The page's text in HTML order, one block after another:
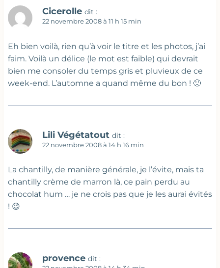
Cicerolle dit :
22 novembre 2008 à 11 h 15 min
Eh bien voilà, rien qu’à voir le titre et les photos, j’ai
faim. Voilà un délice (le mot est faible) qui devrait
bien me consoler du temps gris et pluvieux de ce
week-end. L’automne a quand même du bon ! 🙂
Lili Végétatout dit :
22 novembre 2008 à 14 h 16 min
La chantilly, de manière générale, je l’évite, mais ta
chantilly crème de marron là, ce pain perdu au
chocolat hum … je ne crois pas que je les aurai évités
! 😉
provence dit :